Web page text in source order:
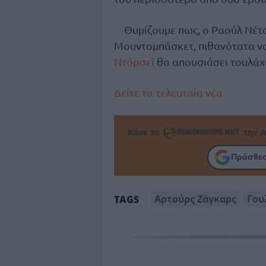
Θυμίζουμε πως, ο Ραούλ
Μουντομπάσκετ, πιθανότατα
Ντόρσεϊ θα απουσιάσει
Δείτε τα τελευταία νέα
Κάνε το την
TAGS Αρτούρς Ζάγκαρς